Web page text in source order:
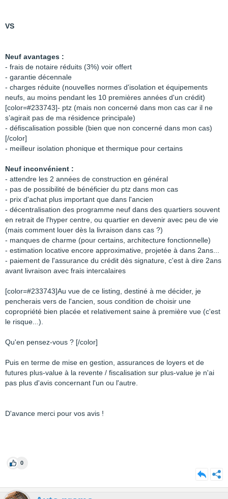
VS
Neuf avantages :
- frais de notaire réduits (3%) voir offert
- garantie décennale
- charges réduite (nouvelles normes d'isolation et équipements
neufs, au moins pendant les 10 premières années d'un crédit)
[color=#233743]- ptz (mais non concerné dans mon cas car il ne
s’agirait pas de ma résidence principale)
- défiscalisation possible (bien que non concerné dans mon cas)
[/color]
- meilleur isolation phonique et thermique pour certains
Neuf inconvénient :
- attendre les 2 années de construction en général
- pas de possibilité de bénéficier du ptz dans mon cas
- prix d'achat plus important que dans l'ancien
- décentralisation des programme neuf dans des quartiers souvent
en retrait de l'hyper centre, ou quartier en devenir avec peu de vie
(mais comment louer dès la livraison dans cas ?)
- manques de charme (pour certains, architecture fonctionnelle)
- estimation locative encore approximative, projetée à dans 2ans...
- paiement de l'assurance du crédit dès signature, c'est à dire 2ans
avant livraison avec frais intercalaires
[color=#233743]Au vue de ce listing, destiné à me décider, je
pencherais vers de l'ancien, sous condition de choisir une
copropriété bien placée et relativement saine à première vue (c'est
le risque...).
Qu'en pensez-vous ? [/color]
Puis en terme de mise en gestion, assurances de loyers et de
futures plus-value à la revente / fiscalisation sur plus-value je n'ai
pas plus d'avis concernant l'un ou l'autre.
D'avance merci pour vos avis !
0